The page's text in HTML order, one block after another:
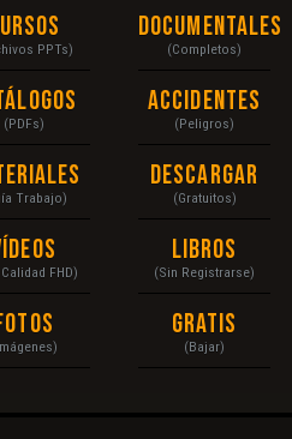
PPTs)
(PDFs)
Trabajo)
FHD)
Documentales
(Completos)
Accidentes
(Peligros)
Descargar
(Gratuitos)
Libros
(Sin Registrarse)
Gratis
(Bajar)